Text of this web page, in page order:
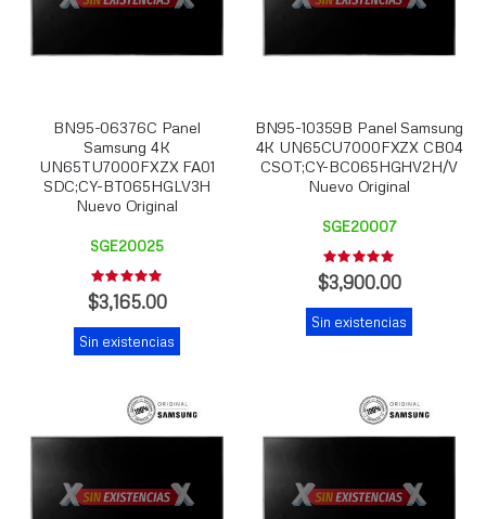
BN95-06376C Panel
Samsung 4K
UN65TU7000FXZX FA01
SDC;CY-BT065HGLV3H
Nuevo Original
SGE20025
Rating:
0%
$3,165.00
Sin existencias
BN95-10359B Panel Samsung
4K UN65CU7000FXZX CB04
CSOT;CY-BC065HGHV2H/V
Nuevo Original
SGE20007
Rating:
0%
$3,900.00
Sin existencias